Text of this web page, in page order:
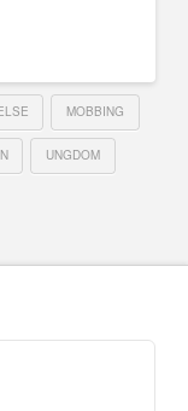
MOBBING
UNGDOM